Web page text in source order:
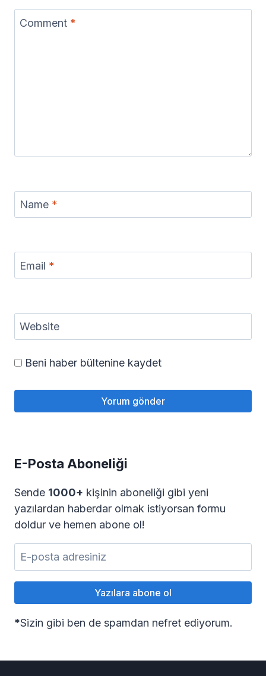
Comment *
Name *
Email *
Website
Beni haber bültenine kaydet
E-Posta Aboneliği
Sende 1000+ kişinin aboneliği gibi yeni
yazılardan haberdar olmak istiyorsan formu
doldur ve hemen abone ol!
*Sizin gibi ben de spamdan nefret ediyorum.